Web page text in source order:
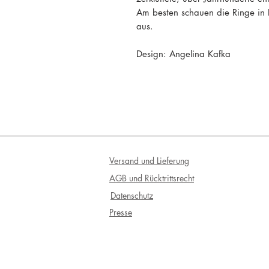
Am besten schauen die Ringe
aus.
Design: Angelina Kafka
Versand und Lieferung
AGB und Rücktrittsrecht
Datenschutz
Presse